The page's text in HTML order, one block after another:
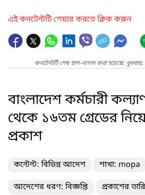
এই কনটেন্টটি শেয়ার করতে ক্লিক করুন
কনটেন্টটি শেষ হাল-নাগাদ করা হয়েছে:
বাংলাদেশ কর্মচারী
থেকে ১৬তম গ্রেডের
প্রকাশ
কন্টেন্ট: বিভিন্ন আদেশ শাখা: mopa
আদেশের ধরণ: বিজ্ঞপ্তি প্রকাশের